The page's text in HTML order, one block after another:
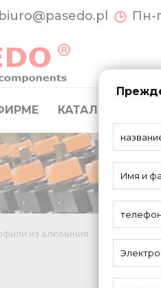
biuro@pasedo.pl Пн-
КАТАЛОГ
из алюминия